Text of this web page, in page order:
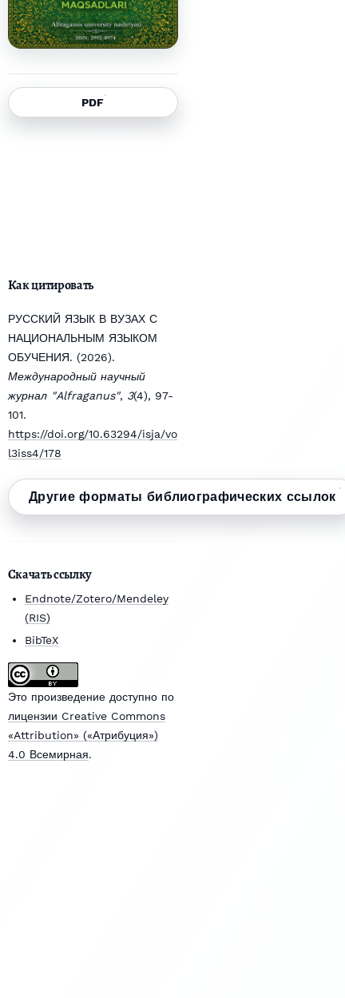
PDF
Как цитировать
РУССКИЙ ЯЗЫК В ВУЗАХ С
НАЦИОНАЛЬНЫМ ЯЗЫКОМ
ОБУЧЕНИЯ. (2026).
Международный научный
журнал "Alfraganus", 3(4), 97-
101.
https://doi.org/10.63294/isja/vo
l3iss4/178
Другие форматы библиографических ссылок
Скачать ссылку
Endnote/Zotero/Mendeley
(RIS)
BibTeX
Это произведение доступно по
лицензии Creative Commons
«Attribution» («Атрибуция»)
4.0 Всемирная.